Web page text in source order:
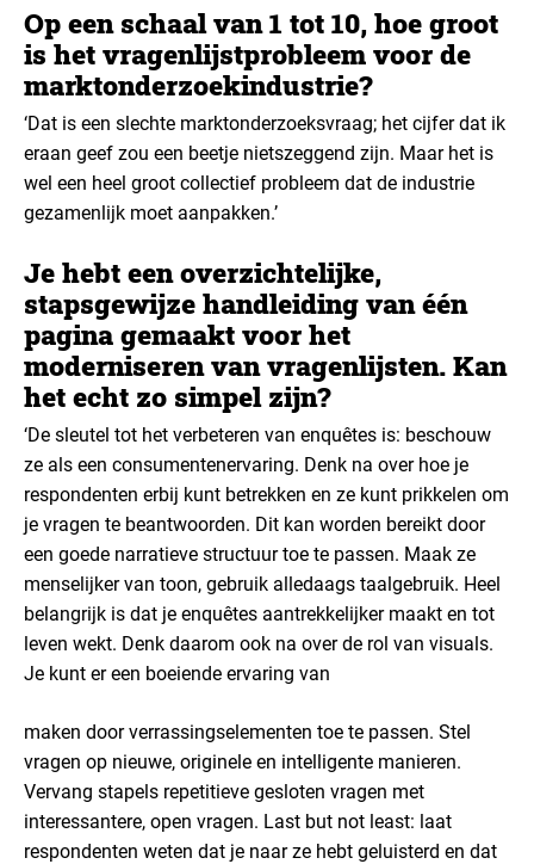
Op een schaal van 1 tot 10, hoe groot
is het vragenlijstprobleem voor de
marktonderzoekindustrie?
‘Dat is een slechte marktonderzoeksvraag; het cijfer dat ik
eraan geef zou een beetje nietszeggend zijn. Maar het is
wel een heel groot collectief probleem dat de industrie
gezamenlijk moet aanpakken.’
Je hebt een overzichtelijke,
stapsgewijze handleiding van één
pagina gemaakt voor het
moderniseren van vragenlijsten. Kan
het echt zo simpel zijn?
‘De sleutel tot het verbeteren van enquêtes is: beschouw
ze als een consumentenervaring. Denk na over hoe je
respondenten erbij kunt betrekken en ze kunt prikkelen om
je vragen te beantwoorden. Dit kan worden bereikt door
een goede narratieve structuur toe te passen. Maak ze
menselijker van toon, gebruik alledaags taalgebruik. Heel
belangrijk is dat je enquêtes aantrekkelijker maakt en tot
leven wekt. Denk daarom ook na over de rol van visuals.
Je kunt er een boeiende ervaring van
maken door verrassingselementen toe te passen. Stel
vragen op nieuwe, originele en intelligente manieren.
Vervang stapels repetitieve gesloten vragen met
interessantere, open vragen. Last but not least: laat
respondenten weten dat je naar ze hebt geluisterd en dat